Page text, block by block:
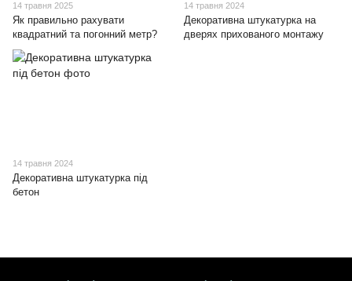
14 травня 2025
Як правильно рахувати
квадратний та погонний метр?
14 травня 2024
Декоративна штукатурка на
дверях прихованого монтажу
14 травня 2024
Декоративна штукатурка під
бетон